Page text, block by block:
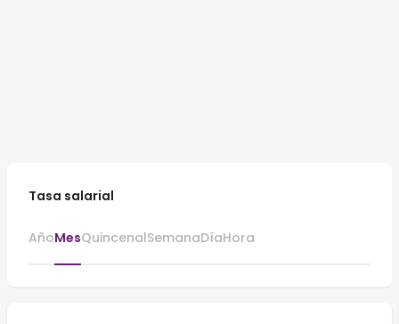
Tasa salarial
AñoMesQuincenalSemanaDíaHora